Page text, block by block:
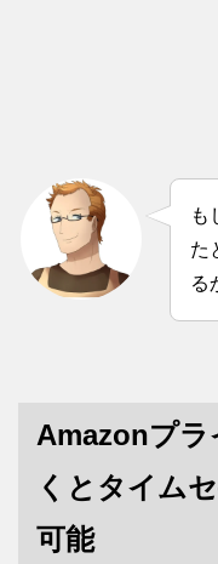
も
た
る
Amazonプラ
くとタイム
可能